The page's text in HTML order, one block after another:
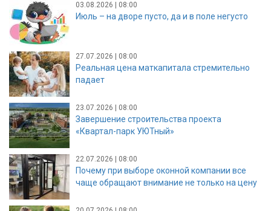
03.08.2026 | 08:00
Июль – на дворе пусто, да и в поле негусто
27.07.2026 | 08:00
Реальная цена маткапитала стремительно
падает
23.07.2026 | 08:00
Завершение строительства проекта
«Квартал-парк УЮТный»
22.07.2026 | 08:00
Почему при выборе оконной компании все
чаще обращают внимание не только на цену